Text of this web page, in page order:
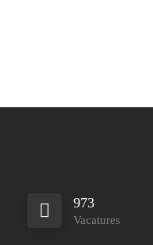
973
Vacatures